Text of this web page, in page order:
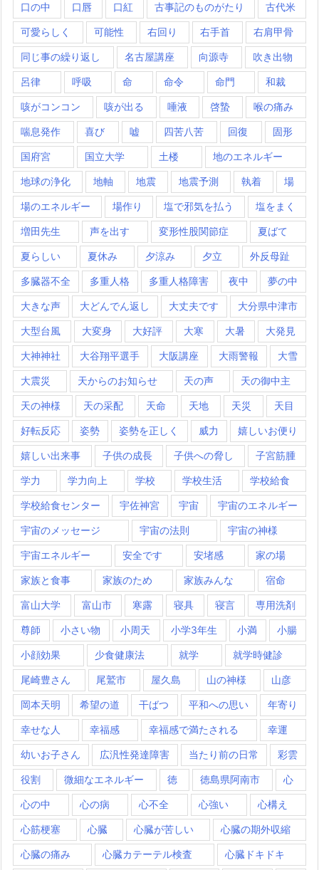
口の中 口唇 口紅 古事記のものがたり 古代米
可愛らしく 可能性 右回り 右手首 右肩甲骨
同じ事の繰り返し 名古屋講座 向源寺 吹き出物
呂律 呼吸 命 命令 命門 和裁
咳がコンコン 咳が出る 唾液 啓蟄 喉の痛み
喘息発作 喜び 嘘 四苦八苦 回復 固形
国府宮 国立大学 土楼 地のエネルギー
地球の浄化 地軸 地震 地震予測 執着 場
場のエネルギー 場作り 塩で邪気を払う 塩をまく
増田先生 声を出す 変形性股関節症 夏ばて
夏らしい 夏休み 夕涼み 夕立 外反母趾
多臓器不全 多重人格 多重人格障害 夜中 夢の中
大きな声 大どんでん返し 大丈夫です 大分県中津市
大型台風 大変身 大好評 大寒 大暑 大発見
大神神社 大谷翔平選手 大阪講座 大雨警報 大雪
大震災 天からのお知らせ 天の声 天の御中主
天の神様 天の采配 天命 天地 天災 天目
好転反応 姿勢 姿勢を正しく 威力 嬉しいお便り
嬉しい出来事 子供の成長 子供への脅し 子宮筋腫
学力 学力向上 学校 学校生活 学校給食
学校給食センター 宇佐神宮 宇宙 宇宙のエネルギー
宇宙のメッセージ 宇宙の法則 宇宙の神様
宇宙エネルギー 安全です 安堵感 家の場
家族と食事 家族のため 家族みんな 宿命
富山大学 富山市 寒露 寝具 寝言 専用洗剤
尊師 小さい物 小周天 小学3年生 小満 小腸
小顔効果 少食健康法 就学 就学時健診
尾崎豊さん 尾鷲市 屋久島 山の神様 山彦
岡本天明 希望の道 干ばつ 平和への思い 年寄り
幸せな人 幸福感 幸福感で満たされる 幸運
幼いお子さん 広汎性発達障害 当たり前の日常 彩雲
役割 微細なエネルギー 徳 徳島県阿南市 心
心の中 心の病 心不全 心強い 心構え
心筋梗塞 心臓 心臓が苦しい 心臓の期外収縮
心臓の痛み 心臓カテーテル検査 心臓ドキドキ